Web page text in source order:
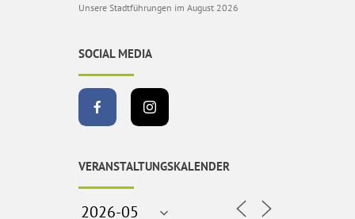
Unsere Stadtführungen im August 2026
SOCIAL MEDIA
VERANSTALTUNGSKALENDER